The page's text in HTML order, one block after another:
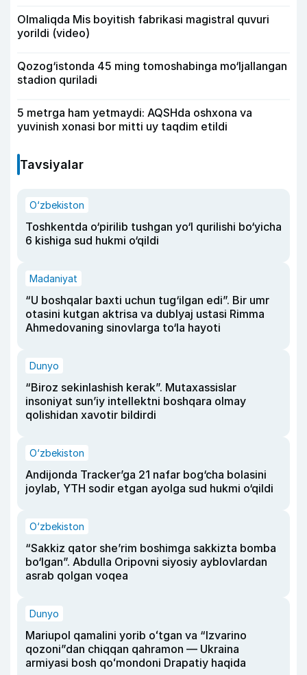
Olmaliqda Mis boyitish fabrikasi magistral quvuri
yorildi (video)
Qozog‘istonda 45 ming tomoshabinga mo‘ljallangan
stadion quriladi
5 metrga ham yetmaydi: AQSHda oshxona va
yuvinish xonasi bor mitti uy taqdim etildi
Tavsiyalar
O‘zbekiston
Toshkentda o‘pirilib tushgan yo‘l qurilishi bo‘yicha
6 kishiga sud hukmi o‘qildi
Madaniyat
“U boshqalar baxti uchun tug‘ilgan edi”. Bir umr
otasini kutgan aktrisa va dublyaj ustasi Rimma
Ahmedovaning sinovlarga to‘la hayoti
Dunyo
“Biroz sekinlashish kerak”. Mutaxassislar
insoniyat sun’iy intellektni boshqara olmay
qolishidan xavotir bildirdi
O‘zbekiston
Andijonda Tracker’ga 21 nafar bog‘cha bolasini
joylab, YTH sodir etgan ayolga sud hukmi o‘qildi
O‘zbekiston
“Sakkiz qator she’rim boshimga sakkizta bomba
bo‘lgan”. Abdulla Oripovni siyosiy ayblovlardan
asrab qolgan voqea
Dunyo
Mariupol qamalini yorib oʻtgan va “Izvarino
qozoni”dan chiqqan qahramon — Ukraina
armiyasi bosh qoʻmondoni Drapatiy haqida